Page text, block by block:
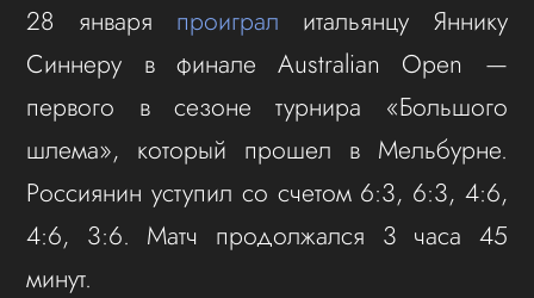
28 января проиграл итальянцу Яннику
Синнеру в финале Australian Open —
первого в сезоне турнира «Большого
шлема», который прошел в Мельбурне.
Россиянин уступил со счетом 6:3, 6:3, 4:6,
4:6, 3:6. Матч продолжался 3 часа 45
минут.